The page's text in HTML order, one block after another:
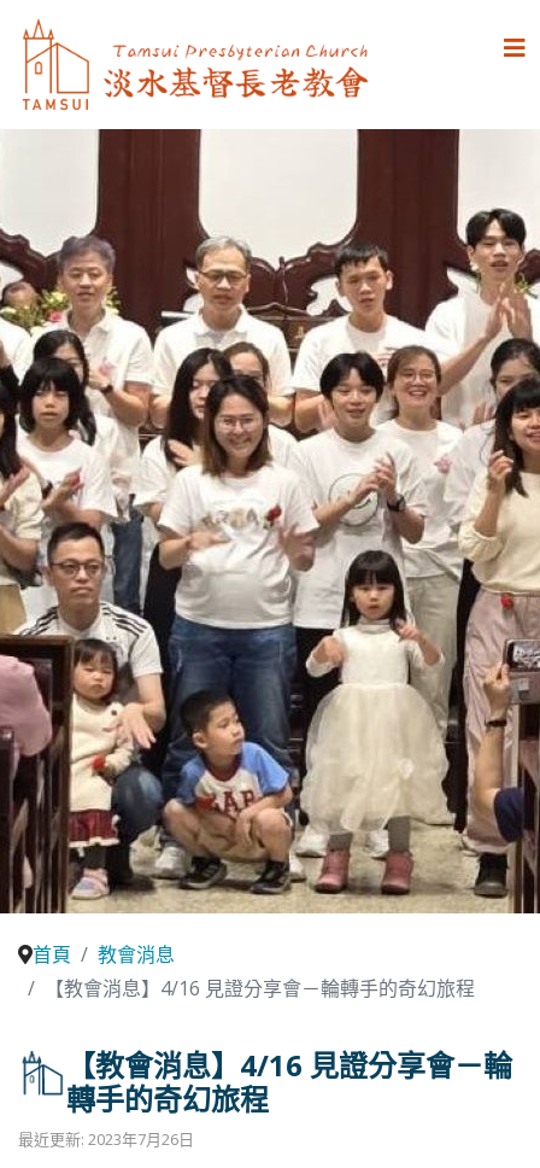
首頁
教會消息
【教會消息】4/16 見證分享會－輪轉手的奇幻旅程
【教會消息】4/16 見證分享會－輪
轉手的奇幻旅程
最近更新: 2023年7月26日